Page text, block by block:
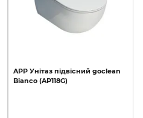
APP Унітаз підвісний goclean
Bianco (AP118G)